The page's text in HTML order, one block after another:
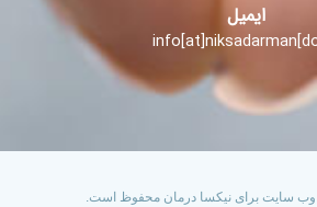
ایمیل
وب سایت برای نیکسا درمان محفوظ است.